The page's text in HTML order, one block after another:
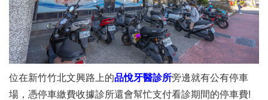
位在新竹竹北文興路上的品悅牙醫診所旁邊就有公有停車
場，憑停車繳費收據診所還會幫忙支付看診期間的停車費!